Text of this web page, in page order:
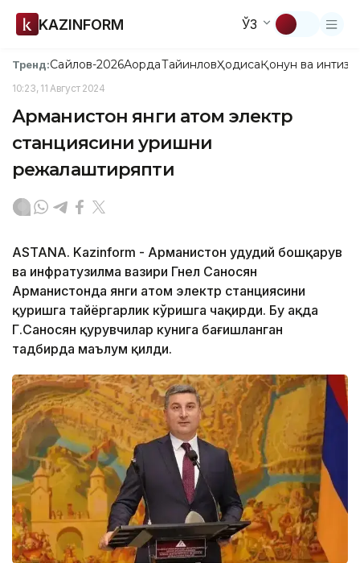
KAZINFORM ЎЗ
Тренд:Сайлов-2026АқордаТайинловҲодисаҚонун ва
10:23, 11 Август 2024
Арманистон янги атом электр
станциясини қуришни
режалаштиряпти
ASTANA. Kazinform - Арманистон ҳудудий бошқарув
ва инфратузилма вазири Гнел Саносян
Арманистонда янги атом электр станциясини
қуришга тайёргарлик кўришга чақирди. Бу ҳақда
Г.Саносян қурувчилар кунига бағишланган
тадбирда маълум қилди.